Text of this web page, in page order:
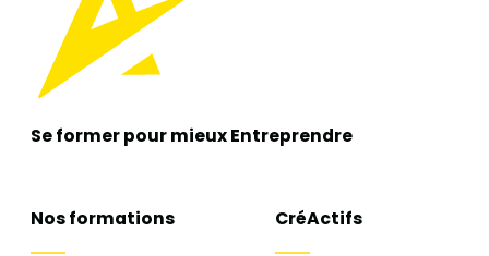
Se former pour mieuxEntreprendre
Nos formations CréActifs